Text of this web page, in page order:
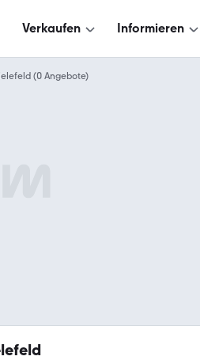
Verkaufen Informieren
(0 Angebote)